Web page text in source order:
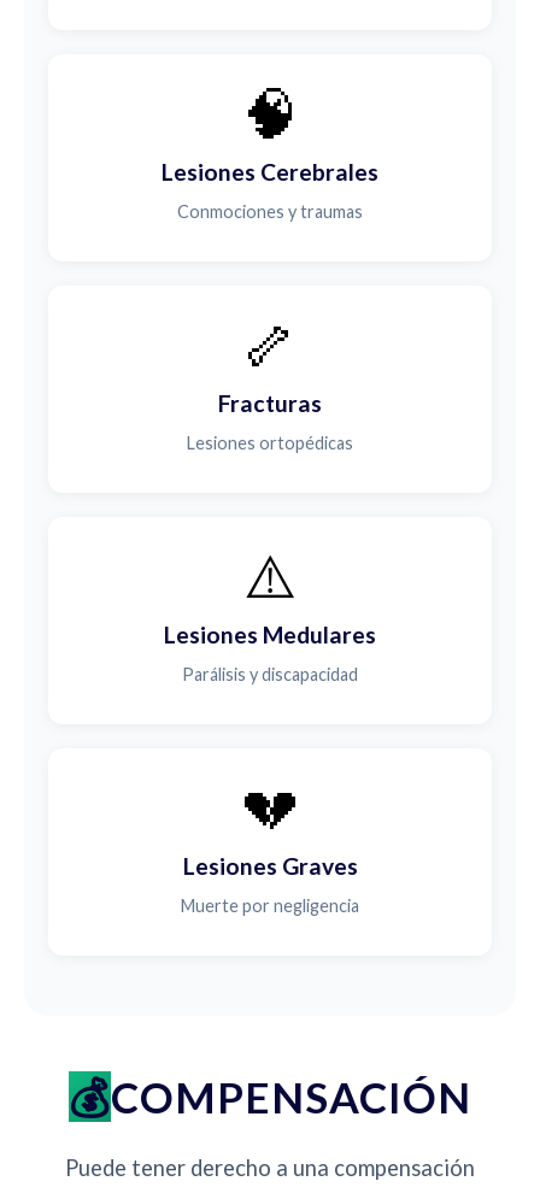
🧠
Lesiones Cerebrales
Conmociones y traumas
🦴
Fracturas
Lesiones ortopédicas
⚠️
Lesiones Medulares
Parálisis y discapacidad
💔
Lesiones Graves
Muerte por negligencia
COMPENSACIÓN
Puede tener derecho a una compensación